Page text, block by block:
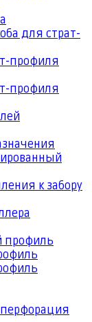
для страт-
профиля
профиля
к забору